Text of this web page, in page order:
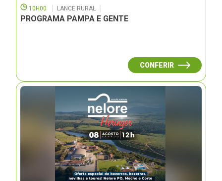
10H00 LANCE RURAL
PROGRAMA PAMPA E GENTE
CONFERIR